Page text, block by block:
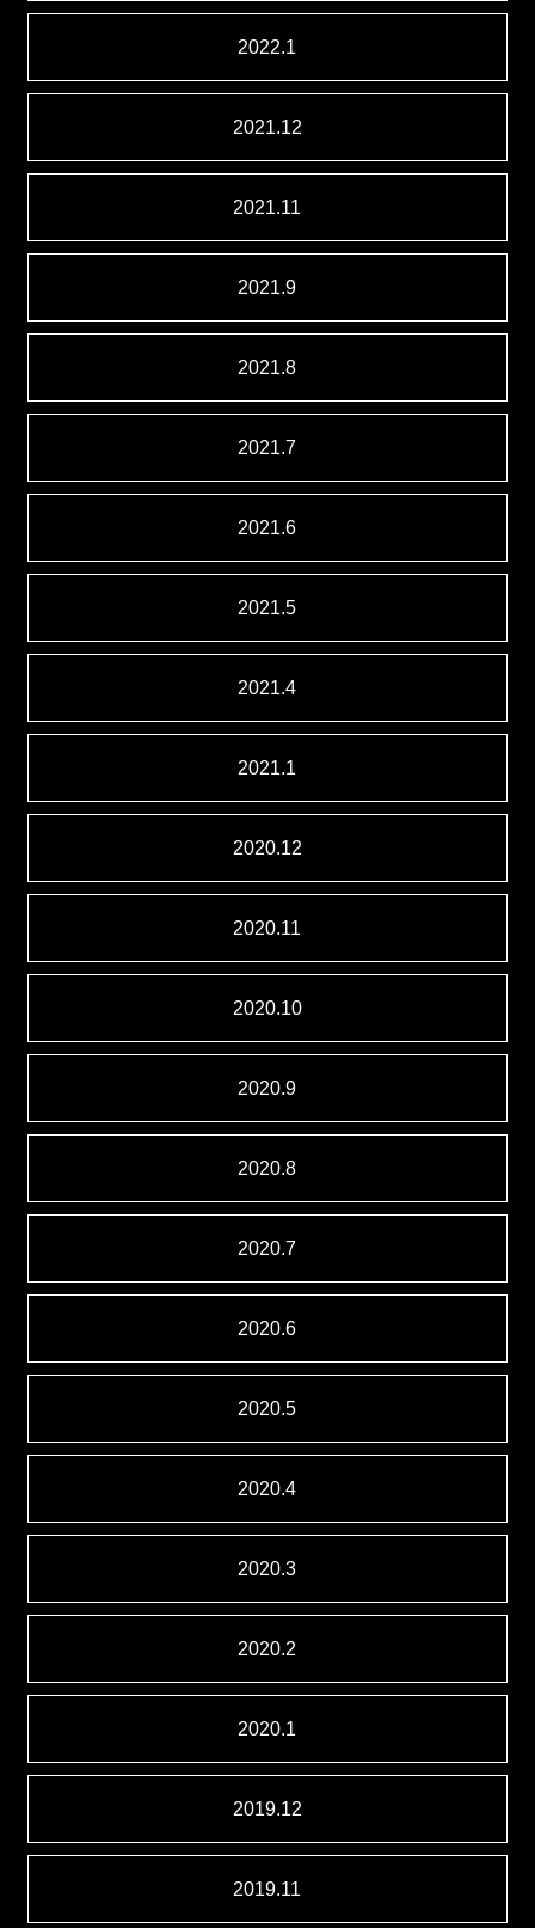
2022.1
2021.12
2021.11
2021.9
2021.8
2021.7
2021.6
2021.5
2021.4
2021.1
2020.12
2020.11
2020.10
2020.9
2020.8
2020.7
2020.6
2020.5
2020.4
2020.3
2020.2
2020.1
2019.12
2019.11